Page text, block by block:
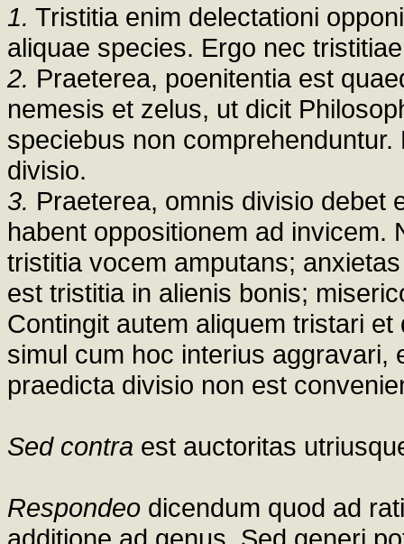
1. Tristitia enim delectationi
aliquae species. Ergo nec
2. Praeterea, poenitentia est
nemesis et zelus, ut dicit
speciebus non
divisio.
3. Praeterea, omnis divisio debet
habent oppositionem ad invicem.
tristitia vocem amputans;
est tristitia in alienis bonis;
Contingit autem aliquem tristari
simul cum hoc interius aggravari,
praedicta divisio non est
Sed contra est auctoritas
Respondeo dicendum quod ad
additione ad genus. Sed generi